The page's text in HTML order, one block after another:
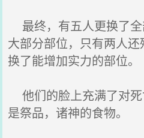
最终，有五人更换了
大部分部位，只有两人
换了能增加实力的部位。
他们的脸上充满了对
是祭品，诸神的食物。